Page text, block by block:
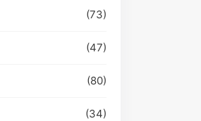
(73)
(47)
(80)
(34)